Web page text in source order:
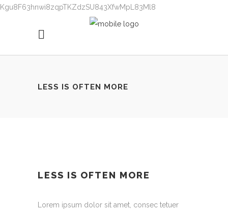
Kgu8F63hnwi8zqpTKZdzSU843XfwMpL83Ml8
LESS IS OFTEN MORE
LESS IS OFTEN MORE
Lorem ipsum dolor sit amet, consec tetuer